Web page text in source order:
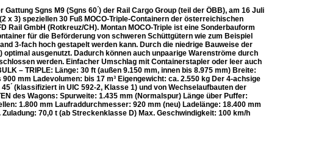
Sgns M9 (Sgns 60 ́) der Rail Cargo Group (teil der ÖBB), am 16 Juli
x 3) speziellen 30 Fuß MOCO-Triple-Containern der österreichischen
Rail GmbH (Rotkreuz/CH). Montan MOCO-Triple ist eine Sonderbauform
für die Beförderung von schweren Schüttgütern wie zum Beispiel
3-fach hoch gestapelt werden kann. Durch die niedrige Bauweise der
ausgenutzt. Dadurch können auch unpaarige Warenströme durch
werden. Einfacher Umschlag mit Containerstapler oder leer auch
– TRIPLE: Länge: 30 ft (außen 9.150 mm, innen bis 8.975 mm) Breite:
mm Ladevolumen: bis 17 m³ Eigengewicht: ca. 2.550 kg Der 4-achsige
(klassifiziert in UIC 592-2, Klasse 1) und von Wechselaufbauten der
des Wagons: Spurweite: 1.435 mm (Normalspur) Länge über Puffer:
1.800 mm Laufraddurchmesser: 920 mm (neu) Ladelänge: 18.400 mm
70,0 t (ab Streckenklasse D) Max. Geschwindigkeit: 100 km/h